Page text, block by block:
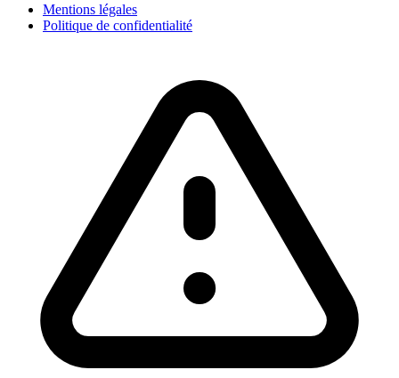
Mentions légales
Politique de confidentialité